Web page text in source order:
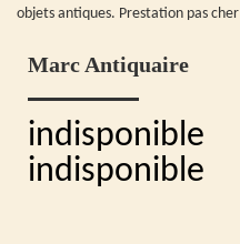
objets antiques. Prestation pas cher
Marc Antiquaire
indisponible
indisponible